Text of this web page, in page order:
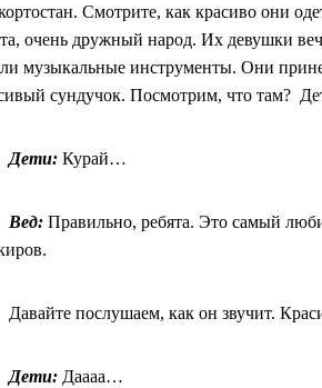
Смотрите, как красиво они
очень дружный народ. Их девушки
музыкальные инструменты. Они
сундучок. Посмотрим, что там?
Дети: Курай…
Вед: Правильно, ребята. Это самый
Давайте послушаем, как он звучит.
Дети: Даааа…